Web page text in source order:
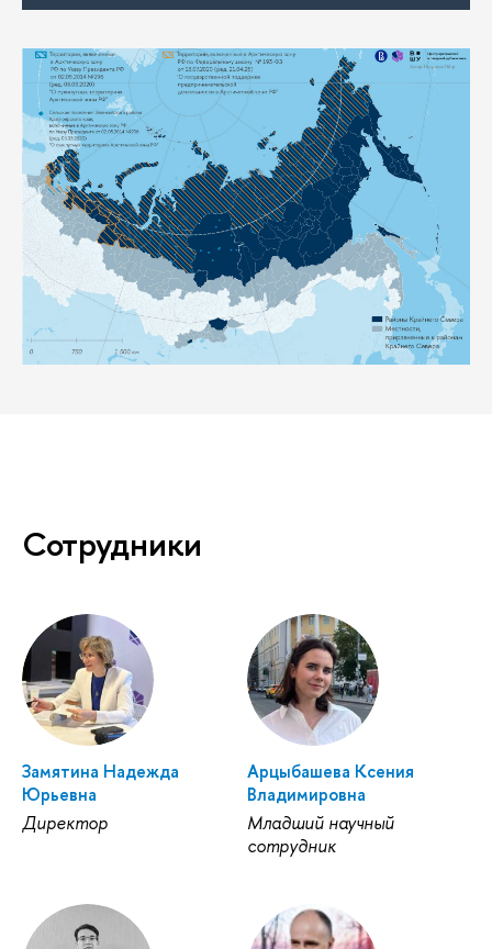
Сотрудники
Замятина Надежда
Юрьевна
Директор
Арцыбашева Ксения
Владимировна
Младший научный
сотрудник